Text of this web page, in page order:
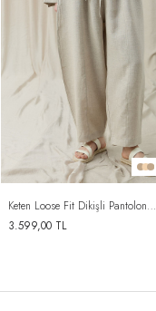
Keten Loose Fit Dikişli Pantolon
Natural
3.599,00TL